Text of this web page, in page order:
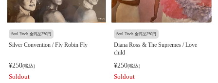
Soul-7inch-全商品250円
Silver Convention / Fly Robin Fly
¥250(税込)
Soldout
Soul-7inch-全商品250円
Diana Ross & The Supremes / Love
child
¥250(税込)
Soldout